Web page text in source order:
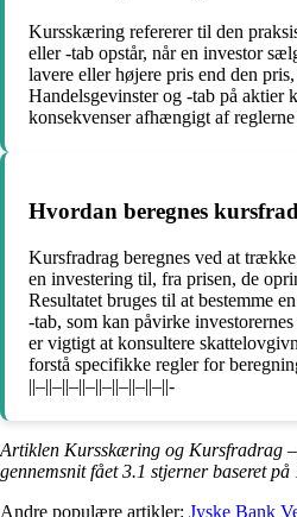
Kursskæring refererer til den
eller -tab opstår, når en investor
lavere eller højere pris end den
Handelsgevinster og -tab på aktier
konsekvenser afhængigt af
Hvordan beregnes
Kursfradrag beregnes ved at
en investering til, fra prisen, de
Resultatet bruges til at bestemme
-tab, som kan påvirke
er vigtigt at konsultere
forstå specifikke regler for
||–||–||–||–||–||–||–||–||-
Artiklen Kursskæring og Kursfradrag
gennemsnit fået3.1 stjerner baseret på
Andre populære artikler: Jyske Bank